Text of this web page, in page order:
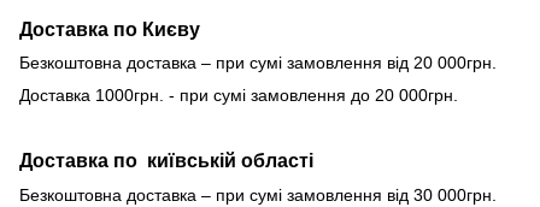
Доставка по Києву
Безкоштовна доставка – при сумі замовлення від 20 000грн.
Доставка 1000грн. - при сумі замовлення до 20 000грн.
Доставка по київській області
Безкоштовна доставка – при сумі замовлення від 30 000грн.